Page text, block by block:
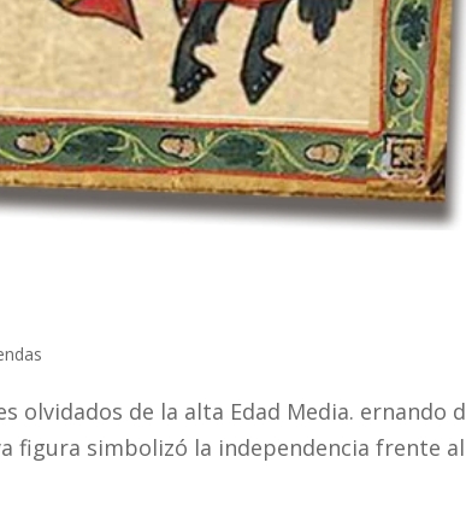
olvidados de la alta Edad Media. ernando
figura simbolizó la independencia frente al